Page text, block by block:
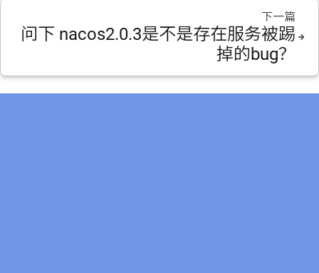
下一篇
问下 nacos2.0.3是不是存在服务被踢
掉的bug？